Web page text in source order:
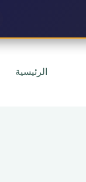
الرئيسية